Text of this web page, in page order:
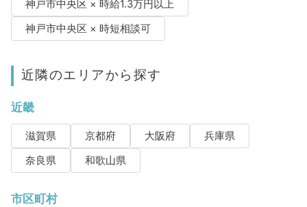
神戸市中央区 × 時給1.3万円以上
神戸市中央区 × 時短相談可
近隣のエリアから探す
近畿
滋賀県 京都府 大阪府
兵庫県
奈良県
和歌山県
市区町村